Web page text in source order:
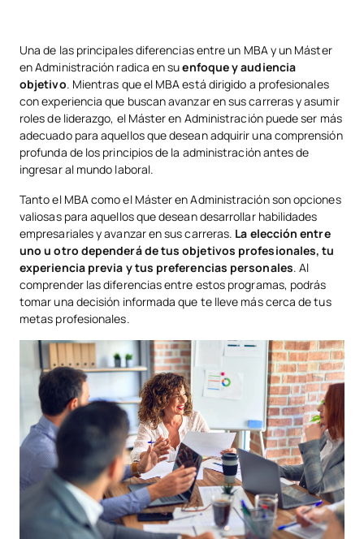
Una de las principales diferencias entre un MBA y un Máster
en Administración radica en suenfoque y audiencia
objetivo. Mientras que el MBA está dirigido a profesionales
con experiencia que buscan avanzar en sus carreras y asumir
roles de liderazgo, el Máster en Administración puede ser más
adecuado para aquellos que desean adquirir una comprensión
profunda de los principios de la administración antes de
ingresar al mundo laboral.
Tanto el MBA como el Máster en Administración son opciones
valiosas para aquellos que desean desarrollar habilidades
empresariales y avanzar en sus carreras. La elección entre
uno u otro dependerá de tus objetivos profesionales, tu
experiencia previa y tus preferencias personales. Al
comprender las diferencias entre estos programas, podrás
tomar una decisión informada que te lleve más cerca de tus
metas profesionales.